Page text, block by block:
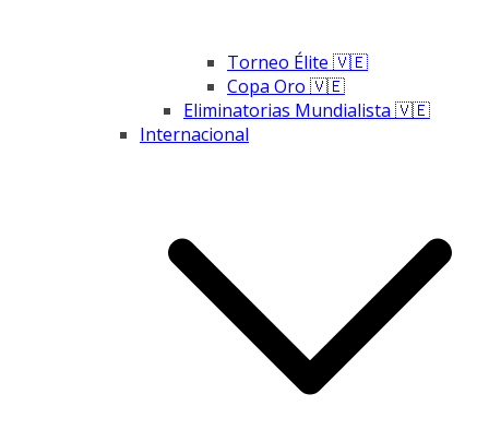
Torneo Élite 🇻🇪
Copa Oro 🇻🇪
Eliminatorias Mundialista 🇻🇪
Internacional